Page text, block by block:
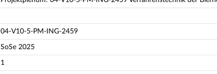
04-V10-5-PM-ING-2459
SoSe 2025
1